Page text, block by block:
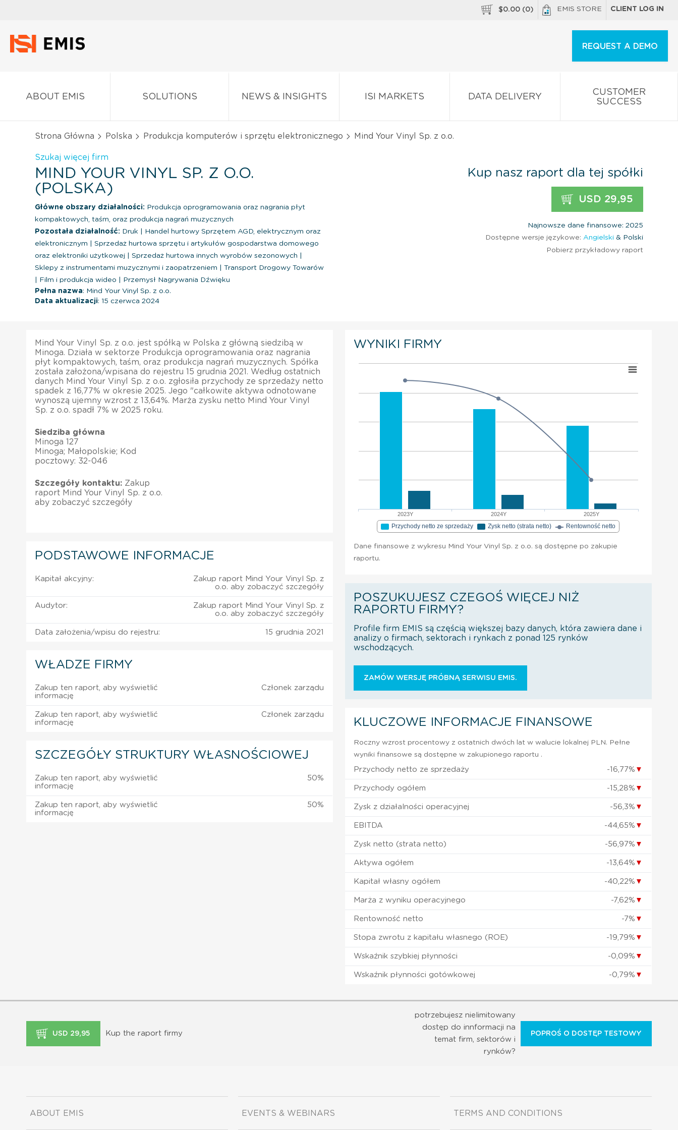
$0.00 (0) EMIS STORE CLIENT LOG IN
REQUEST A DEMO
ABOUT EMIS SOLUTIONS NEWS & INSIGHTS ISI MARKETS DATA DELIVERY
CUSTOMER
SUCCESS
Strona Główna Polska Produkcja komputerów i sprzętu elektronicznego Mind Your Vinyl Sp. z o.o.
Szukaj więcej firm
MIND YOUR VINYL SP. Z O.O.
(POLSKA)
Główne obszary działalności: Produkcja oprogramowania oraz nagrania płyt
kompaktowych, taśm, oraz produkcja nagrań muzycznych
Pozostała działalność: Druk
Handel hurtowy Sprzętem AGD, elektrycznym oraz
elektronicznym
Sprzedaż hurtowa sprzętu i artykułów gospodarstwa domowego
oraz elektroniki użytkowej
Sprzedaż hurtowa innych wyrobów sezonowych
Sklepy z instrumentami muzycznymi i zaopatrzeniem
Transport Drogowy Towarów
Film i produkcja wideo
Przemysł Nagrywania Dźwięku
Pełna nazwa: Mind Your Vinyl Sp. z o.o.
Data aktualizacji: 15 czerwca 2024
Kup nasz raport dla tej spółki
USD 29,95
Najnowsze dane finansowe: 2025
Dostępne wersje językowe: Angielski & Polski
Pobierz przykładowy raport
Mind Your Vinyl Sp. z o.o. jest spółką w Polska z główną siedzibą w
Minoga. Działa w sektorze Produkcja oprogramowania oraz nagrania
płyt kompaktowych, taśm, oraz produkcja nagrań muzycznych. Spółka
została założona/wpisana do rejestru 15 grudnia 2021. Według ostatnich
danych Mind Your Vinyl Sp. z o.o. zgłosiła przychody ze sprzedaży netto
spadek z 16,77% w okresie 2025. Jego "całkowite aktywa odnotowane
wynoszą ujemny wzrost z 13,64%. Marża zysku netto Mind Your Vinyl
Sp. z o.o. spadł 7% w 2025 roku.
Siedziba główna
Minoga 127
Minoga; Małopolskie; Kod
pocztowy: 32-046
Szczegóły kontaktu: Zakup
raport Mind Your Vinyl Sp. z o.o.
aby zobaczyć szczegóły
PODSTAWOWE INFORMACJE
Kapitał akcyjny:
Zakup raport Mind Your Vinyl Sp. z
o.o. aby zobaczyć szczegóły
Audytor:
Zakup raport Mind Your Vinyl Sp. z
o.o. aby zobaczyć szczegóły
Data założenia/wpisu do rejestru: 15 grudnia 2021
WŁADZE FIRMY
Zakup ten raport, aby wyświetlić
informację
Członek zarządu
Zakup ten raport, aby wyświetlić
informację
Członek zarządu
SZCZEGÓŁY STRUKTURY WŁASNOŚCIOWEJ
Zakup ten raport, aby wyświetlić
informację
50%
Zakup ten raport, aby wyświetlić
informację
50%
WYNIKI FIRMY
2023Y 2024Y 2025Y
Przychody netto ze sprzedaży Zysk netto (strata netto) Rentowność netto
Dane finansowe z wykresu Mind Your Vinyl Sp. z o.o. są dostępne po zakupie
raportu.
POSZUKUJESZ CZEGOŚ WIĘCEJ NIŻ
RAPORTU FIRMY?
Profile firm EMIS są częścią większej bazy danych, która zawiera dane i
analizy o firmach, sektorach i rynkach z ponad 125 rynków
wschodzących.
ZAMÓW WERSJĘ PRÓBNĄ SERWISU EMIS.
KLUCZOWE INFORMACJE FINANSOWE
Roczny wzrost procentowy z ostatnich dwóch lat w walucie lokalnej PLN. Pełne
wyniki finansowe są dostępne w zakupionego raportu .
Przychody netto ze sprzedaży -16,77% ▼
Przychody ogółem -15,28% ▼
Zysk z działalności operacyjnej -56,3% ▼
EBITDA -44,65% ▼
Zysk netto (strata netto) -56,97% ▼
Aktywa ogółem -13,64% ▼
Kapitał własny ogółem -40,22% ▼
Marża z wyniku operacyjnego -7,62% ▼
Rentowność netto -7% ▼
Stopa zwrotu z kapitału własnego (ROE) -19,79% ▼
Wskaźnik szybkiej płynności -0,09% ▼
Wskaźnik płynności gotówkowej -0,79% ▼
USD 29,95 Kup the raport firmy
potrzebujesz nielimitowany
dostęp do innformacji na
temat firm, sektorów i
rynków?
POPROŚ O DOSTĘP TESTOWY
ABOUT EMIS EVENTS & WEBINARS TERMS AND CONDITIONS